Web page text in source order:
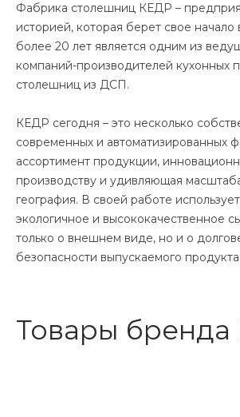
Фабрика столешниц КЕДР –
историей, которая берет свое начало
более 20 лет является одним из
компаний-производителей кухонных
столешниц из ДСП.
КЕДР сегодня – это несколько
современных и автоматизированных
ассортимент продукции,
производству и удивляющая
география. В своей работе
экологичное и высококачественное
только о внешнем виде, но и о
безопасности выпускаемого продукта.
Товары бренда